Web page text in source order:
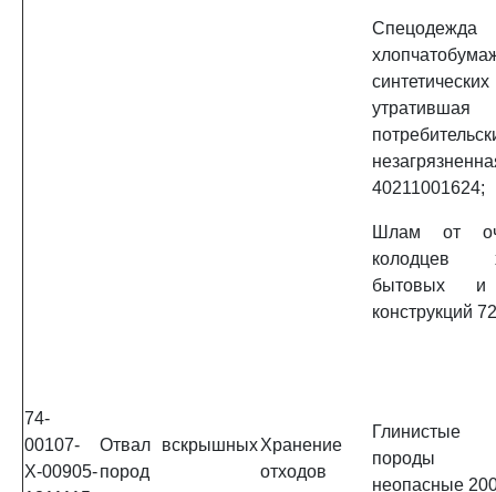
утратившая
40211001624;
Шлам от
колодцев
бытовых и
конструкций
74-
00107-
Х-00905-
Отвал вскрышных
пород
Хранение
отходов
породы
неопасные